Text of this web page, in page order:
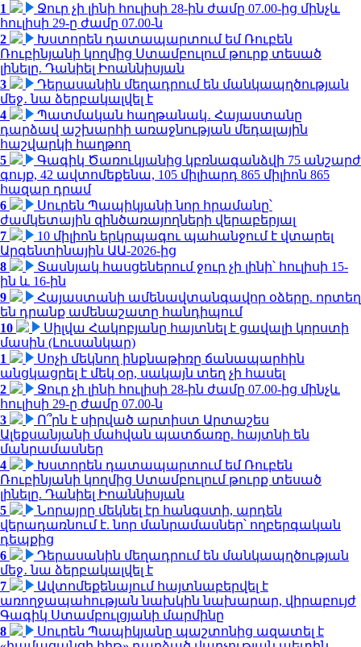
1
Ջուր չի լինի հուլիսի 28-ին ժամը 07.00-ից մինչև
հուլիսի 29-ը ժամը 07.00-ն
2
Խստորեն դատապարտում եմ Ռուբեն
Ռուբինյանի կողմից Ստամբուլում թուրք տեսած
լինելը. Դանիել Իոաննիսյան
3
Դերասանին մեղադրում են մանկապղծության
մեջ․ նա ձերբակալվել է
4
Պատմական հաղթանակ․ Հայաստանը
դարձավ աշխարհի առաջնության մեդալային
հաշվարկի հաղթող
5
Գագիկ Ծառուկյանից կբռնագանձվի 75 անշարժ
գույք, 42 ավտոմեքենա, 105 միլիարդ 865 միլիոն 865
հազար դրամ
6
Սուրեն Պապիկյանի նոր հրամանը՝
ժամկետային զինծառայողների վերաբերյալ
7
10 միլիոն երկրպագու պահանջում է վտարել
Արգենտինային ԱԱ-2026-ից
8
Տասնյակ հասցեներում ջուր չի լինի՝ հուլիսի 15-
ին և 16-ին
9
Հայաստանի ամենավտանգավոր օձերը. որտեղ
են դրանք ամենաշատը հանդիպում
10
Սիլվա Հակոբյանը հայտնել է ցավալի կորստի
մասին (Լուսանկար)
1
Սոչի մեկնող ինքնաթիռը ճանապարհին
անցկացրել է մեկ օր, սակայն տեղ չի հասել
2
Ջուր չի լինի հուլիսի 28-ին ժամը 07.00-ից մինչև
հուլիսի 29-ը ժամը 07.00-ն
3
Ո՞րն է սիրված արտիստ Արտաշես
Ալեքսանյանի մահվան պատճառը. հայտնի են
մանրամասներ
4
Խստորեն դատապարտում եմ Ռուբեն
Ռուբինյանի կողմից Ստամբուլում թուրք տեսած
լինելը. Դանիել Իոաննիսյան
5
Նորայրը մեկնել էր հանգստի, արդեն
վերադառնում է. նոր մանրամասներ՝ ողբերգական
դեպքից
6
Դերասանին մեղադրում են մանկապղծության
մեջ․ նա ձերբակալվել է
7
Ավտոմեքենայում հայտնաբերվել է
առողջապահության նախկին նախարար, վիրաբույժ
Գագիկ Ստամբուլցյանի մարմինը
8
Սուրեն Պապիկյանը պաշտոնից ազատել է